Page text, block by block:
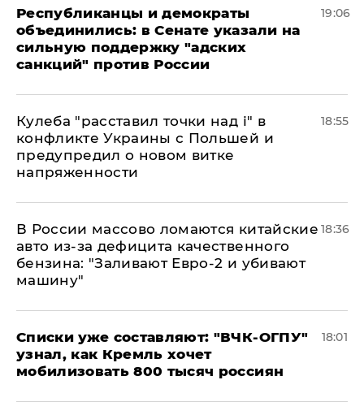
Республиканцы и демократы
объединились: в Сенате указали на
сильную поддержку "адских
санкций" против России
19:06
Кулеба "расставил точки над і" в
конфликте Украины с Польшей и
предупредил о новом витке
напряженности
18:55
В России массово ломаются китайские
авто из-за дефицита качественного
бензина: "Заливают Евро-2 и убивают
машину"
18:36
Списки уже составляют: "ВЧК-ОГПУ"
узнал, как Кремль хочет
мобилизовать 800 тысяч россиян
18:01